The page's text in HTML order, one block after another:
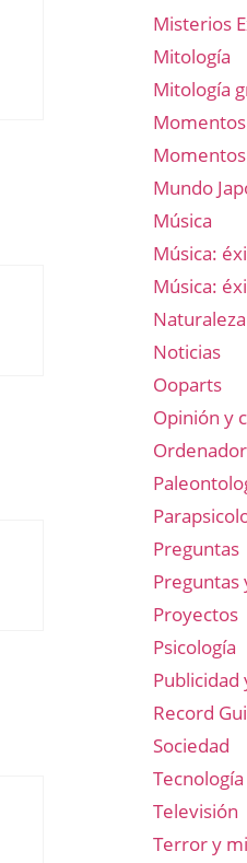
Misterios
Mitología
Mitología
Mundo
Música
Música:
Música:
Noticias
Ooparts
Opinión y
Preguntas
Preguntas
Proyectos
Psicología
Publicidad
Record
Sociedad
Tecnología
Televisión
Terror y